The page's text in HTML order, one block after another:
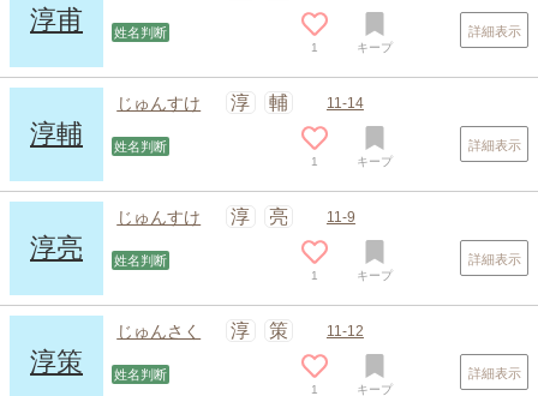
淳甫 姓名判断
1 キープ
詳細表示
淳輔
じゅんすけ 淳 輔 11-14
姓名判断
1 キープ
詳細表示
淳亮
じゅんすけ 淳 亮 11-9
姓名判断
1 キープ
詳細表示
淳策
じゅんさく 淳 策 11-12
姓名判断
1 キープ
詳細表示